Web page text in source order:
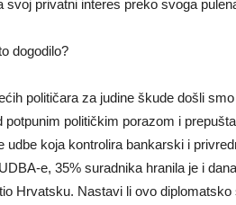
svoj privatni interes preko svoga
dogodilo?
političara za judine škude došli
potpunim političkim porazom i
udbe koja kontrolira bankarski i
e, 35% suradnika hranila je i
Hrvatsku. Nastavi li ovo